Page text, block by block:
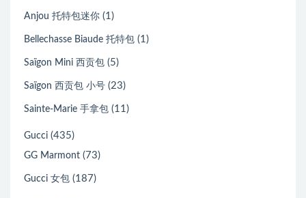
Anjou 托特包迷你 (1)
Bellechasse Biaude 托特包 (1)
Saïgon Mini 西贡包 (5)
Saïgon 西贡包 小号 (23)
Sainte-Marie 手拿包 (11)
Gucci (435)
GG Marmont (73)
Gucci 女包 (187)